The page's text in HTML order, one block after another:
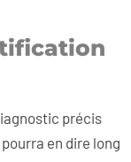
précis
en dire long